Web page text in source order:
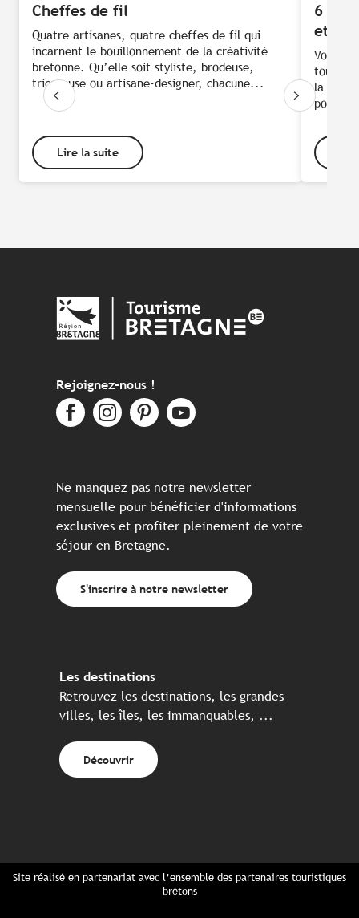
Cheffes de fil
Quatre artisanes, quatre cheffes de fil qui
incarnent le bouillonnement de la créativité
bretonne. Qu’elle soit styliste, brodeuse,
tricoteuse ou artisane-designer, chacune...
Lire la suite
6
et
Vous
tout
la porte
pour
Rejoignez-nous !
Ne manquez pas notre newsletter
mensuelle pour bénéficier d'informations
exclusives et profiter pleinement de votre
séjour en Bretagne.
S'inscrire à notre newsletter
Les destinations
Retrouvez les destinations, les grandes
villes, les îles, les immanquables, ...
Découvrir
Site réalisé en partenariat avec l’ensemble des partenaires touristiques
bretons